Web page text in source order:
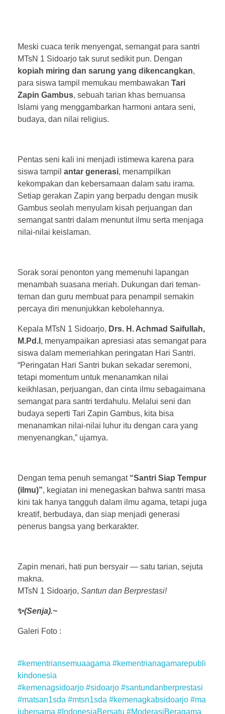
Meski cuaca terik menyengat, semangat para santri
MTsN 1 Sidoarjo tak surut sedikit pun. Dengan
kopiah miring dan sarung yang dikencangkan,
para siswa tampil memukau membawakan Tari
Zapin Gambus, sebuah tarian khas bernuansa
Islami yang menggambarkan harmoni antara seni,
budaya, dan nilai religius.
Pentas seni kali ini menjadi istimewa karena para
siswa tampil antar generasi, menampilkan
kekompakan dan kebersamaan dalam satu irama.
Setiap gerakan Zapin yang berpadu dengan musik
Gambus seolah menyulam kisah perjuangan dan
semangat santri dalam menuntut ilmu serta menjaga
nilai-nilai keislaman.
Sorak sorai penonton yang memenuhi lapangan
menambah suasana meriah. Dukungan dari teman-
teman dan guru membuat para penampil semakin
percaya diri menunjukkan kebolehannya.
Kepala MTsN 1 Sidoarjo, Drs. H. Achmad Saifullah,
M.Pd.I , menyampaikan apresiasi atas semangat para
siswa dalam memeriahkan peringatan Hari Santri.
“Peringatan Hari Santri bukan sekadar seremoni,
tetapi momentum untuk menanamkan nilai
keikhlasan, perjuangan, dan cinta ilmu sebagaimana
semangat para santri terdahulu. Melalui seni dan
budaya seperti Tari Zapin Gambus, kita bisa
menanamkan nilai-nilai luhur itu dengan cara yang
menyenangkan,” ujarnya.
Dengan tema penuh semangat “Santri Siap Tempur
(ilmu)”, kegiatan ini menegaskan bahwa santri masa
kini tak hanya tangguh dalam ilmu agama, tetapi juga
kreatif, berbudaya, dan siap menjadi generasi
penerus bangsa yang berkarakter.
Zapin menari, hati pun bersyair — satu tarian, sejuta
makna.
MTsN 1 Sidoarjo, Santun dan Berprestasi!
✨(Senja).~
Galeri Foto :
#kementriansemuaagama #kementrianagamarepubli
kindonesia
#kemenagsidoarjo #sidoarjo #santundanberprestasi
#matsan1sda #mtsn1sda #kemenagkabsidoarjo #ma
jubersama #IndonesiaBersatu #ModerasiBeragama